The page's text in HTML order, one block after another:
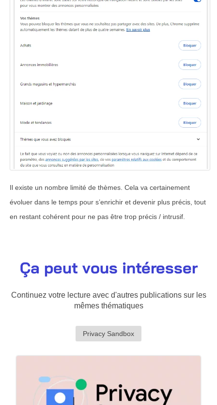
Il existe un nombre limité de thèmes. Cela va certainement
évoluer dans le temps pour s’enrichir et devenir plus précis, tout
en restant cohérent pour ne pas être trop précis / intrusif.
Ça peut vous intéresser
Continuez votre lecture avec d'autres publications sur les
mêmes thématiques
Privacy Sandbox